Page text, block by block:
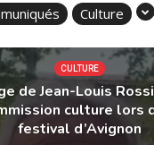
Culture
CULTURE
de Jean-Louis
culture lors
festival d’Avignon